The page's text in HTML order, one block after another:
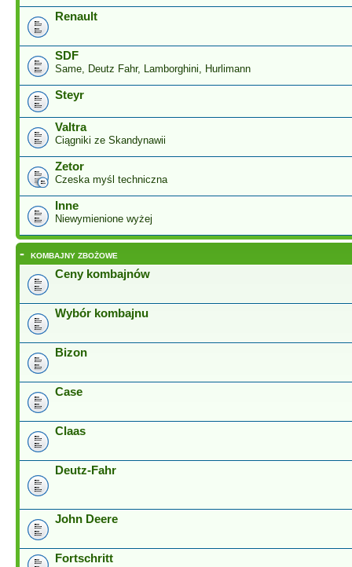
Renault
SDF
Same, Deutz Fahr, Lamborghini, Hurlimann
Steyr
Valtra
Ciągniki ze Skandynawii
Zetor
Czeska myśl techniczna
Inne
Niewymienione wyżej
- KOMBAJNY ZBOŻOWE
Ceny kombajnów
Wybór kombajnu
Bizon
Case
Claas
Deutz-Fahr
John Deere
Fortschritt